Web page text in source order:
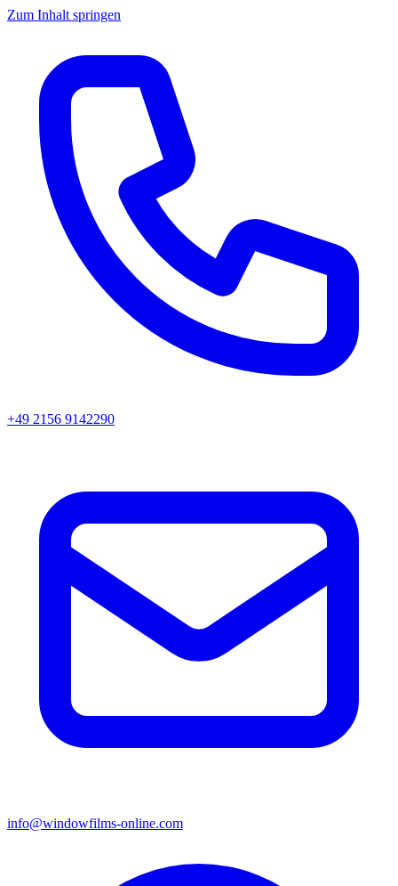
Zum Inhalt springen
+49 2156 9142290
info@windowfilms-online.com